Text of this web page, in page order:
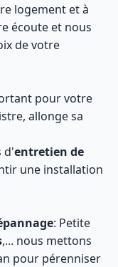
logement et à
écoute et nous
de votre
pour votre
allonge sa
d'entretien de
une installation
: Petite
,... nous mettons
pour pérenniser